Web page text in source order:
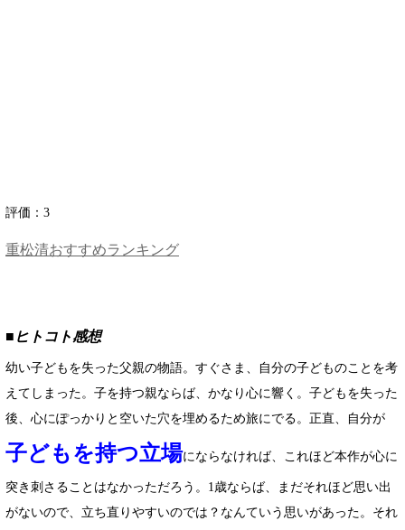
評価： 3
重松清おすすめランキング
■ヒトコト感想
幼い子どもを失った父親の物語。すぐさま、自分の子どものことを考
えてしまった。子を持つ親ならば、かなり心に響く。子どもを失った
後、心にぽっかりと空いた穴を埋めるため旅にでる。正直、自分が
子どもを持つ立場にならなければ、これほど本作が心に
突き刺さることはなかっただろう。1歳ならば、まだそれほど思い出
がないので、立ち直りやすいのでは？なんていう思いがあった。それ